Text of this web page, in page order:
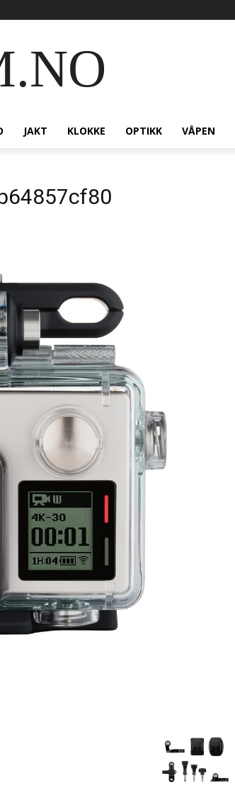
JAKT KLOKKE OPTIKK VÅPEN